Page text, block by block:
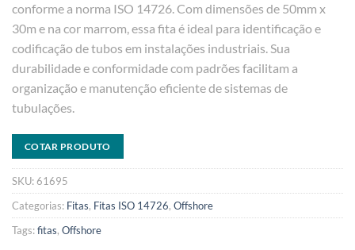
conforme a norma ISO 14726. Com dimensões de 50mm x
30m e na cor marrom, essa fita é ideal para identificação e
codificação de tubos em instalações industriais. Sua
durabilidade e conformidade com padrões facilitam a
organização e manutenção eficiente de sistemas de
tubulações.
COTAR PRODUTO
SKU:61695
Categorias: Fitas, Fitas ISO 14726, Offshore
Tags:fitas, Offshore